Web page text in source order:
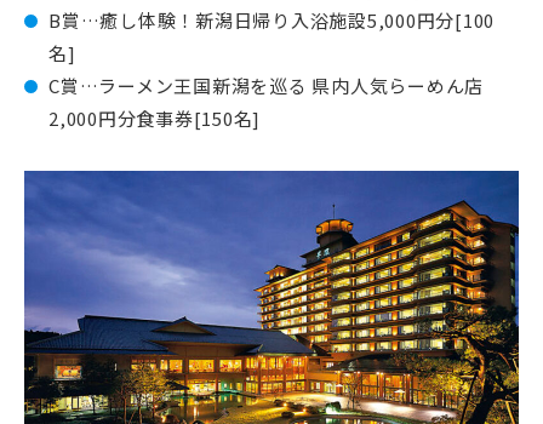
B賞…癒し体験！新潟日帰り入浴施設5,000円分[100
名]
C賞…ラーメン王国新潟を巡る 県内人気らーめん店
2,000円分食事券[150名]